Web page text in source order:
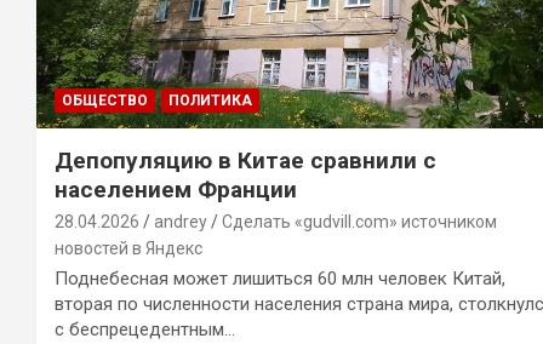
ОБЩЕСТВО ПОЛИТИКА
Депопуляцию в Китае сравнили с
населением Франции
28.04.2026 andrey
Сделать «gudvill.com» источником
новостей в Яндекс
Поднебесная может лишиться 60 млн человек Китай,
вторая по численности населения страна мира,
с беспрецедентным…